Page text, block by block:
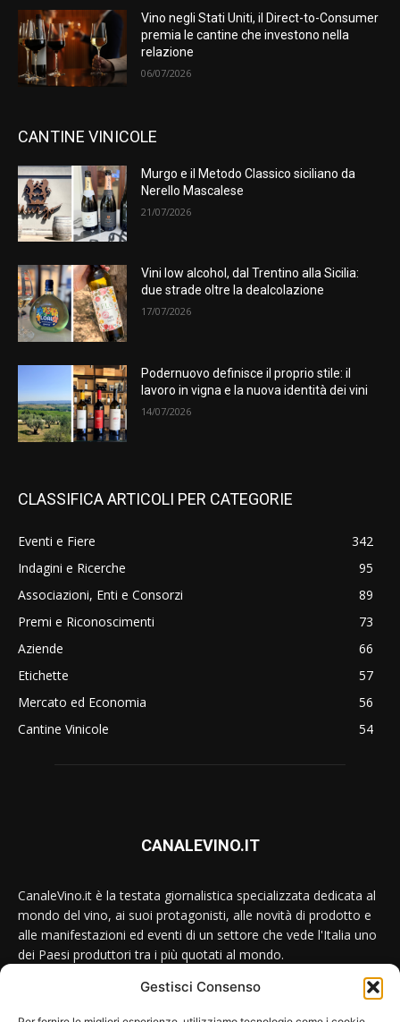
Gestisci Consenso
Vino negli Stati Uniti, il Direct-to-Consumer
premia le cantine che investono nella
relazione
06/07/2026
CANTINE VINICOLE
Murgo e il Metodo Classico siciliano da
Nerello Mascalese
21/07/2026
Vini low alcohol, dal Trentino alla Sicilia:
due strade oltre la dealcolazione
17/07/2026
Podernuovo definisce il proprio stile: il
lavoro in vigna e la nuova identità dei vini
14/07/2026
CLASSIFICA ARTICOLI PER CATEGORIE
Eventi e Fiere
342
Indagini e Ricerche
95
Associazioni, Enti e Consorzi
89
Premi e Riconoscimenti
73
Aziende
66
Etichette
57
Mercato ed Economia
56
Cantine Vinicole
54
CANALEVINO.IT
CanaleVino.it è la testata giornalistica specializzata dedicata al
mondo del vino, ai suoi protagonisti, alle novità di prodotto e
alle manifestazioni ed eventi di un settore che vede l'Italia uno
dei Paesi produttori tra i più quotati al mondo.
redazione@canalevino.it